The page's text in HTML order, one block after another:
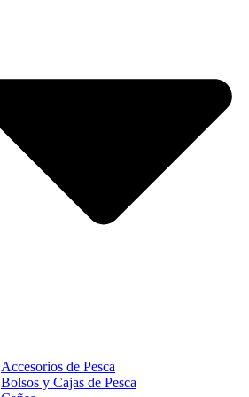
Accesorios de Pesca
Bolsos y Cajas de Pesca